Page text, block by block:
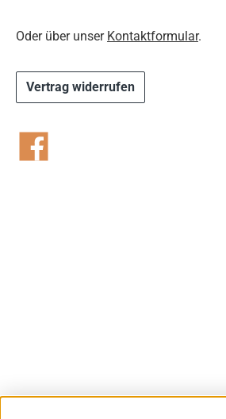
Oder über unser Kontaktformular.
Vertrag widerrufen
Facebook